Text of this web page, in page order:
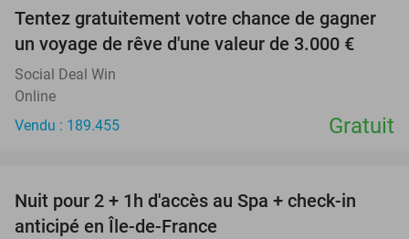
Tentez gratuitement votre chance de gagner
un voyage de rêve d'une valeur de 3.000 €
Social Deal Win
Online
Vendu : 189.455
Gratuit
42%
Nuit pour 2 + 1h d'accès au Spa + check-in
anticipé en Île-de-France